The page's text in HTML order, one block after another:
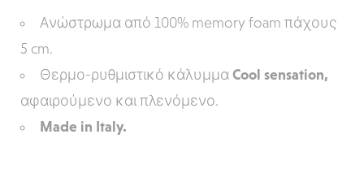
Aνώστρωμα από 100% memory foam πάχους
5 cm.
Θερμο-ρυθμιστικό κάλυμμα Cool sensation,
αφαιρούμενο και πλενόμενο.
Made in Italy.